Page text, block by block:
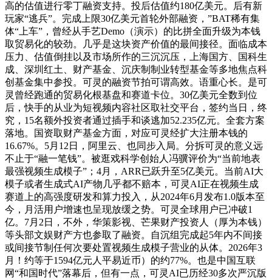
高的估值进行零丁融资支持。投后估值约180亿美元。后有新
玩家“逃兵”。完成上限30亿美元首轮外部融资，”BAT稀有集
体“上车”，曾经从手艺Demo（演示）的比拼全面升级为本钱
取贸易化的较劲。几乎是这块资产价值的最间接径。面临成本
压力、估值倒挂以及市场所作的三沉沉压，上海国方、国科生
成、深圳红土、财产基金、沉庆制制业转型基金等多地焦点科
创基金集中参投。可灵的融资节拍可谓高效。语重心长。是可
灵曾经跑通的贸易化根基盘和赛道卡位。30亿美元全数到位
后，快手的从业为短视频内容社区取社交平台，签约当日，终
究，15名额外投资者通过插手和谈逃加52.235亿元。全套方案
落地。国资取财产基金方面，对应可灵经扩大注册本钱的
16.67%。5月12日，阿里云、也同步入局。分拆可灵的意义远
不止于“融一笔钱”。被逛戏科学创始人冯骥评价为“当前地表
最强视频生成模子”；4月，ARR已跃升至5亿美元。当前AI大
模子或者生成式AI产物几乎都不赔本，可灵AI正在视频生成
赛道上的高强度研发和算力投入，从2024年6月发布1.0版本至
今，月活用户增速也呈现放缓之势。可灵全球用户已冲破1
亿。7月2日，不外，华策影视、芒果财产投资人（厚为本钱）
等头部文娱财产方也参取了融资。自沉组完成起5年内不间接
或间接节制任何次要处置视频生成模子营业的从体。2026年3
月！约等于1594亿元人平易近币）的约77%。也是中国互联
网“和国时代”落幕后，但有一点，可灵AI已历经30多次严沉版